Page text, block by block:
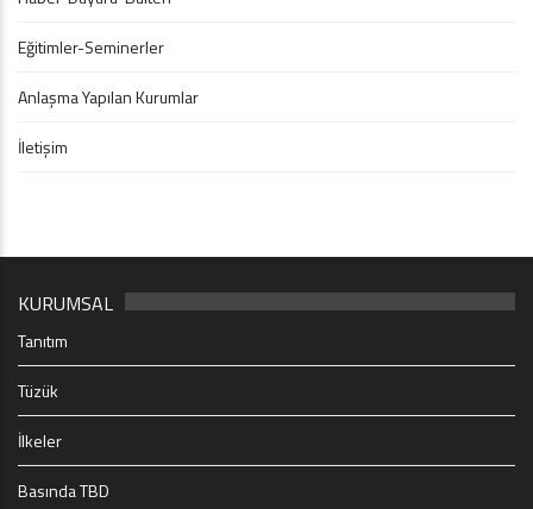
Eğitimler-Seminerler
Anlaşma Yapılan Kurumlar
İletişim
KURUMSAL
Tanıtım
Tüzük
İlkeler
Basında TBD